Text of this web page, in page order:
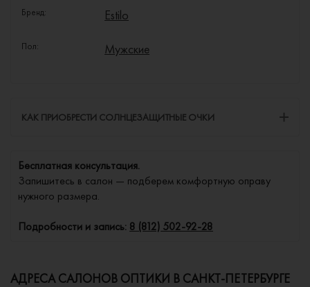
Бренд: Estilo
Пол: Мужские
КАК ПРИОБРЕСТИ СОЛНЦЕЗАЩИТНЫЕ ОЧКИ
Бесплатная консультация.
Запишитесь в салон — подберем комфортную оправу
нужного размера.
Подробности и запись: 8 (812) 502-92-28
АДРЕСА САЛОНОВ ОПТИКИ В САНКТ-ПЕТЕРБУРГЕ